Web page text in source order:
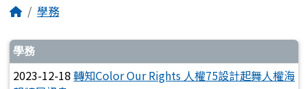
回首頁
學務
文章列表
學務
2023-12-18 轉知Color Our Rights 人權75設計起舞人權海